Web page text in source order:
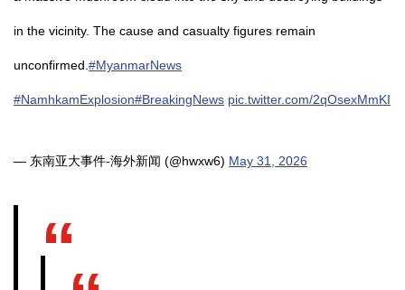
in the vicinity. The cause and casualty figures remain
unconfirmed. #MyanmarNews
#NamhkamExplosion#BreakingNews pic.twitter.com/2qOsexMmKI
— 东南亚大事件-海外新闻 (@hwxw6) May 31, 2026